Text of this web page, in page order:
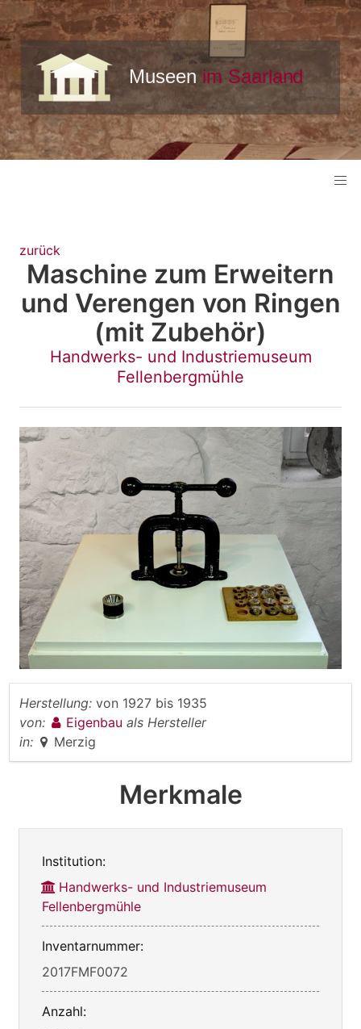
zurück
Maschine zum Erweitern
und Verengen von Ringen
(mit Zubehör)
Handwerks- und Industriemuseum
Fellenbergmühle
Herstellung: von 1927 bis 1935
von:
Eigenbau als Hersteller
in:
Merzig
Merkmale
Institution:
Handwerks- und Industriemuseum
Fellenbergmühle
Inventarnummer:
2017FMF0072
Anzahl: